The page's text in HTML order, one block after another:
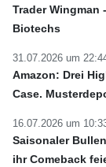
Trader
Biotechs
31.07.2026 um
Amazon: Drei
Case.
16.07.2026 um
Saisonaler
ihr Comeback